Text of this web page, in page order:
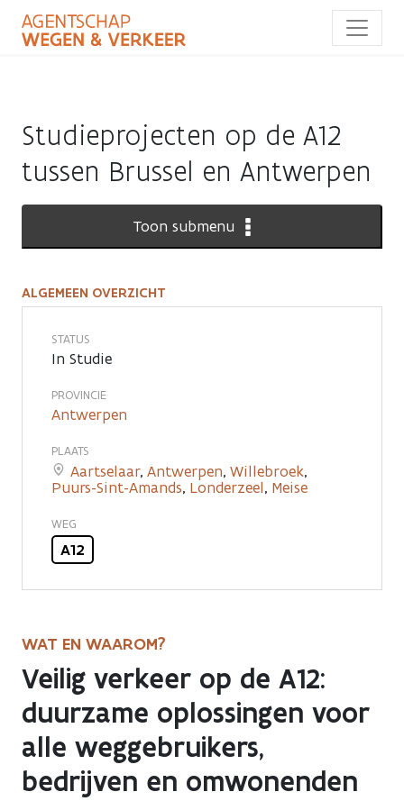
naar
Studieprojecten op de A12
tussen Brussel en Antwerpen
Toon submenu
Studieprojecten
op
A12
tussen
Brussel
Antwerpen
ALGEMEEN OVERZICHT
STATUS
In Studie
PROVINCIE
Antwerpen
PLAATS
Aartselaar, Antwerpen, Willebroek,
Puurs-Sint-Amands, Londerzeel, Meise
WEG
A12
WAT EN WAAROM?
Veilig verkeer op de A12:
duurzame oplossingen voor
alle weggebruikers,
bedrijven en omwonenden